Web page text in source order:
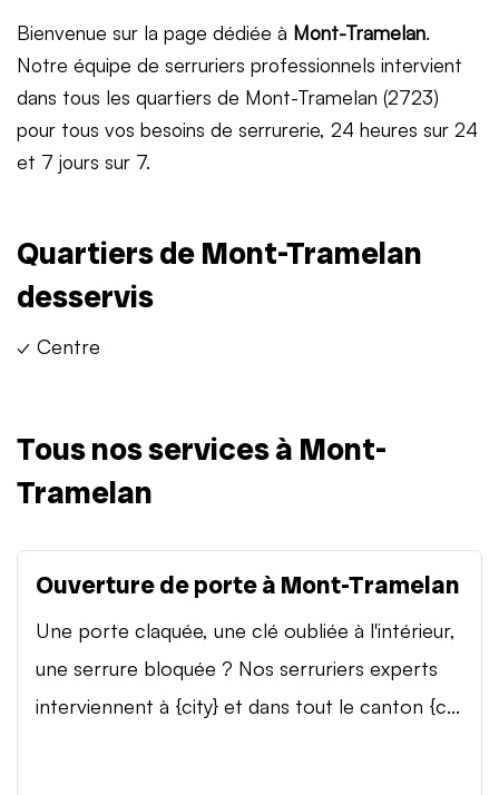
Bienvenue sur la page dédiée à Mont-Tramelan.
Notre équipe de serruriers professionnels intervient
dans tous les quartiers de Mont-Tramelan (2723)
pour tous vos besoins de serrurerie, 24 heures sur 24
et 7 jours sur 7.
Quartiers de Mont-Tramelan
desservis
✓ Centre
Tous nos services à Mont-
Tramelan
Ouverture de porte à Mont-Tramelan
Une porte claquée, une clé oubliée à l'intérieur,
une serrure bloquée ? Nos serruriers experts
interviennent à {city} et dans tout le canton {c...